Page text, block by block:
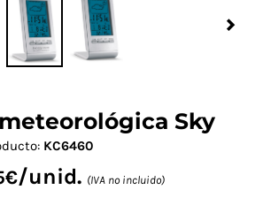
Sky
KC6460
€/unid. (IVA no incluido)